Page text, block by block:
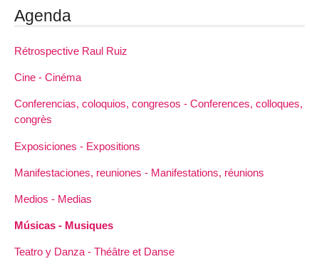
Agenda
Rétrospective Raul Ruiz
Cine - Cinéma
Conferencias, coloquios, congresos - Conferences, colloques,
congrès
Exposiciones - Expositions
Manifestaciones, reuniones - Manifestations, réunions
Medios - Medias
Músicas - Musiques
Teatro y Danza - Théâtre et Danse